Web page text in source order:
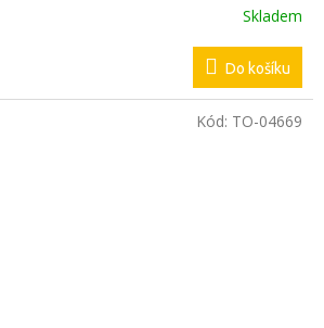
Skladem
Do košíku
Kód: TO-04669